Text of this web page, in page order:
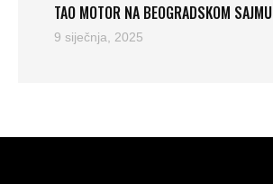
TAO MOTOR NA BEOGRADSKOM SAJMU
9 siječnja, 2025